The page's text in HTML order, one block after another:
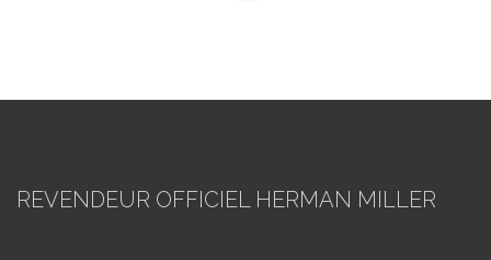
REVENDEUR OFFICIEL HERMAN MILLER